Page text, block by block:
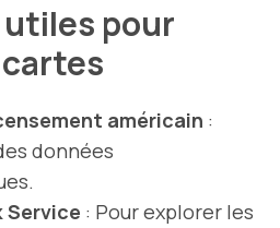
pour
américain :
données
Service : Pour explorer les